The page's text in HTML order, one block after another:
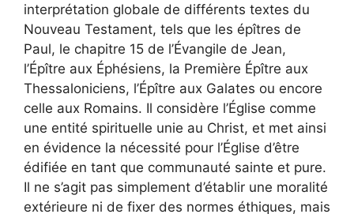
interprétation globale de différents textes du
Nouveau Testament, tels que les épîtres de
Paul, le chapitre 15 de l’Évangile de Jean,
l’Épître aux Éphésiens, la Première Épître aux
Thessaloniciens, l’Épître aux Galates ou encore
celle aux Romains. Il considère l’Église comme
une entité spirituelle unie au Christ, et met ainsi
en évidence la nécessité pour l’Église d’être
édifiée en tant que communauté sainte et pure.
Il ne s’agit pas simplement d’établir une moralité
extérieure ni de fixer des normes éthiques, mais